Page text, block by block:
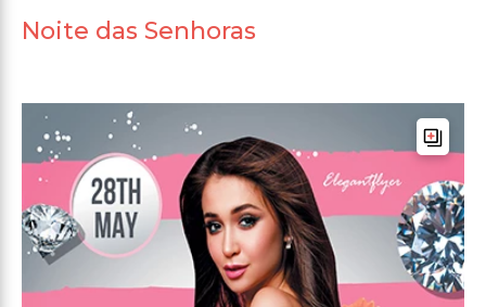
Noite das Senhoras